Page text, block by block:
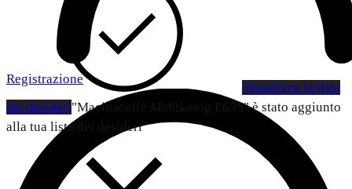
Registrazione
Visualizza la lista
dei desideri"Macinacaffè Mahlkonig E65S" è stato aggiunto
alla tua lista dei desideri